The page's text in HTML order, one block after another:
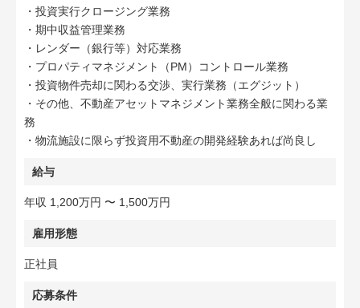
・投資実行クロージング業務
・期中収益管理業務
・レンダー（銀行等）対応業務
・プロパティマネジメント（PM）コントロール業務
・投資物件売却に関わる交渉、実行業務（エグジット）
・その他、不動産アセットマネジメント業務全般に関わる業
務
・物流施設に限らず投資用不動産の開発経験あれば尚良し
給与
年収 1,200万円 〜 1,500万円
雇用形態
正社員
応募条件